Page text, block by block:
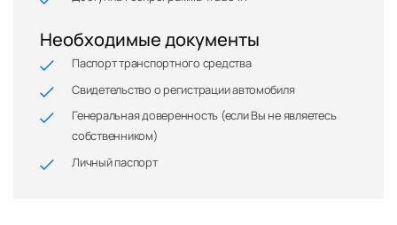
Необходимые документы
Паспорт транспортного средства
Свидетельство о регистрации автомобиля
Генеральная доверенность (если Вы не являетесь
собственником)
Личный паспорт